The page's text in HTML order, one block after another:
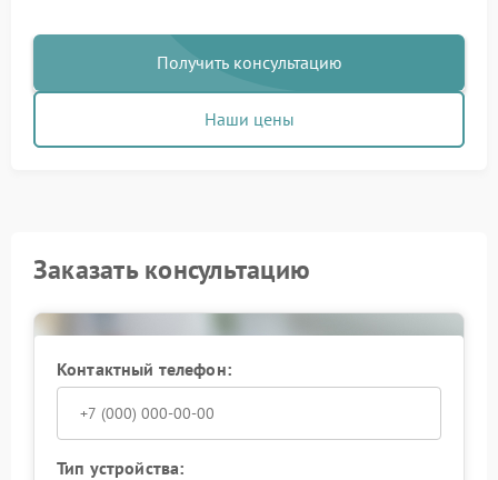
Получить консультацию
Наши цены
Заказать консультацию
Контактный телефон:
Тип устройства: